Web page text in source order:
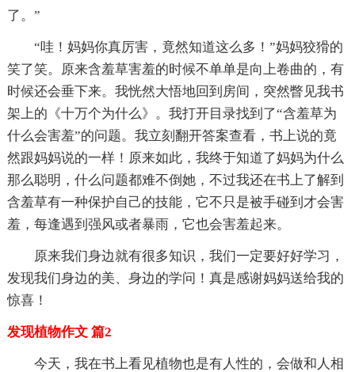
了。”
“哇！妈妈你真厉害，竟然知道这么多！”妈妈狡猾的
笑了笑。原来含羞草害羞的时候不单单是向上卷曲的，有
时候还会垂下来。我恍然大悟地回到房间，突然瞥见我书
架上的《十万个为什么》。我打开目录找到了“含羞草为
什么会害羞”的问题。我立刻翻开答案查看，书上说的竟
然跟妈妈说的一样！原来如此，我终于知道了妈妈为什么
那么聪明，什么问题都难不倒她，不过我还在书上了解到
含羞草有一种保护自己的技能，它不只是被手碰到才会害
羞，每逢遇到强风或者暴雨，它也会害羞起来。
原来我们身边就有很多知识，我们一定要好好学习，
发现我们身边的美、身边的学问！真是感谢妈妈送给我的
惊喜！
发现植物作文 篇2
今天，我在书上看见植物也是有人性的，会做和人相